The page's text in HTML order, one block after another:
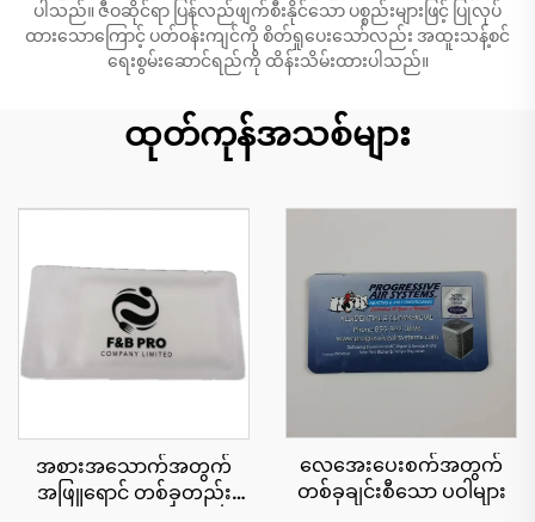
ပါသည်။ ဇီဝဆိုင်ရာ ပြန်လည်ဖျက်စီးနိုင်သော ပစ္စည်းများဖြင့် ပြုလုပ်
ထားသောကြောင့် ပတ်ဝန်းကျင်ကို စိတ်ရှုပေးသော်လည်း အထူးသန့်စင်
ရေးစွမ်းဆောင်ရည်ကို ထိန်းသိမ်းထားပါသည်။
ထုတ်ကုန်အသစ်များ
အစားအသောက်အတွက်
အဖြူရောင် တစ်ခုတည်း
လေအေးပေးစက်အတွက်
တစ်ခုချင်းစီသော ပဝါများ